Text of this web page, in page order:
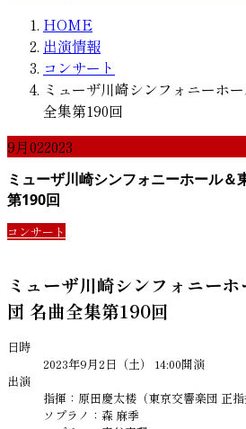
HOME
出演情報
コンサート
ミューザ川崎シンフォニーホ
全集第190回
9月022023
ミューザ川崎シンフォニーホール＆
第190回
コンサート
ミューザ川崎シンフォニー
団 名曲全集第190回
日時
2023年9月2日（土） 14:00開演
出演
指揮：原田慶太楼（東京交響楽団 正指
ソプラノ：森 麻季